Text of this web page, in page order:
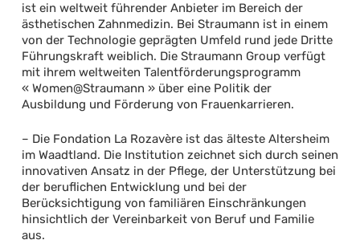
ist ein weltweit führender Anbieter im Bereich der
ästhetischen Zahnmedizin. Bei Straumann ist in einem
von der Technologie geprägten Umfeld rund jede Dritte
Führungskraft weiblich. Die Straumann Group verfügt
mit ihrem weltweiten Talentförderungsprogramm
« Women@Straumann » über eine Politik der
Ausbildung und Förderung von Frauenkarrieren.
– Die Fondation La Rozavère ist das älteste Altersheim
im Waadtland. Die Institution zeichnet sich durch seinen
innovativen Ansatz in der Pflege, der Unterstützung bei
der beruflichen Entwicklung und bei der
Berücksichtigung von familiären Einschränkungen
hinsichtlich der Vereinbarkeit von Beruf und Familie
aus.